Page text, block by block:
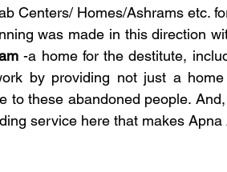
Centers/ Homes/Ashrams etc.
was made in this direction
-a home for the destitute,
by providing not just a
to these abandoned people.
service here that makes